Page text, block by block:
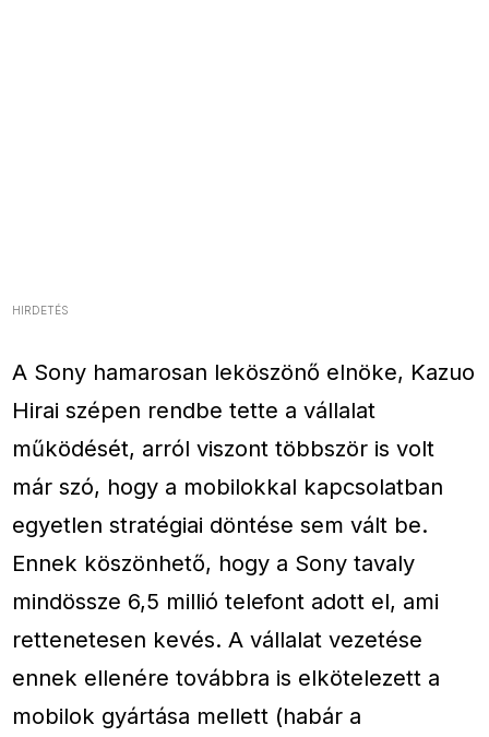
HIRDETÉS
A Sony hamarosan leköszönő elnöke, Kazuo
Hirai szépen rendbe tette a vállalat
működését, arról viszont többször is volt
már szó, hogy a mobilokkal kapcsolatban
egyetlen stratégiai döntése sem vált be.
Ennek köszönhető, hogy a Sony tavaly
mindössze 6,5 millió telefont adott el, ami
rettenetesen kevés. A vállalat vezetése
ennek ellenére továbbra is elkötelezett a
mobilok gyártása mellett (habár a